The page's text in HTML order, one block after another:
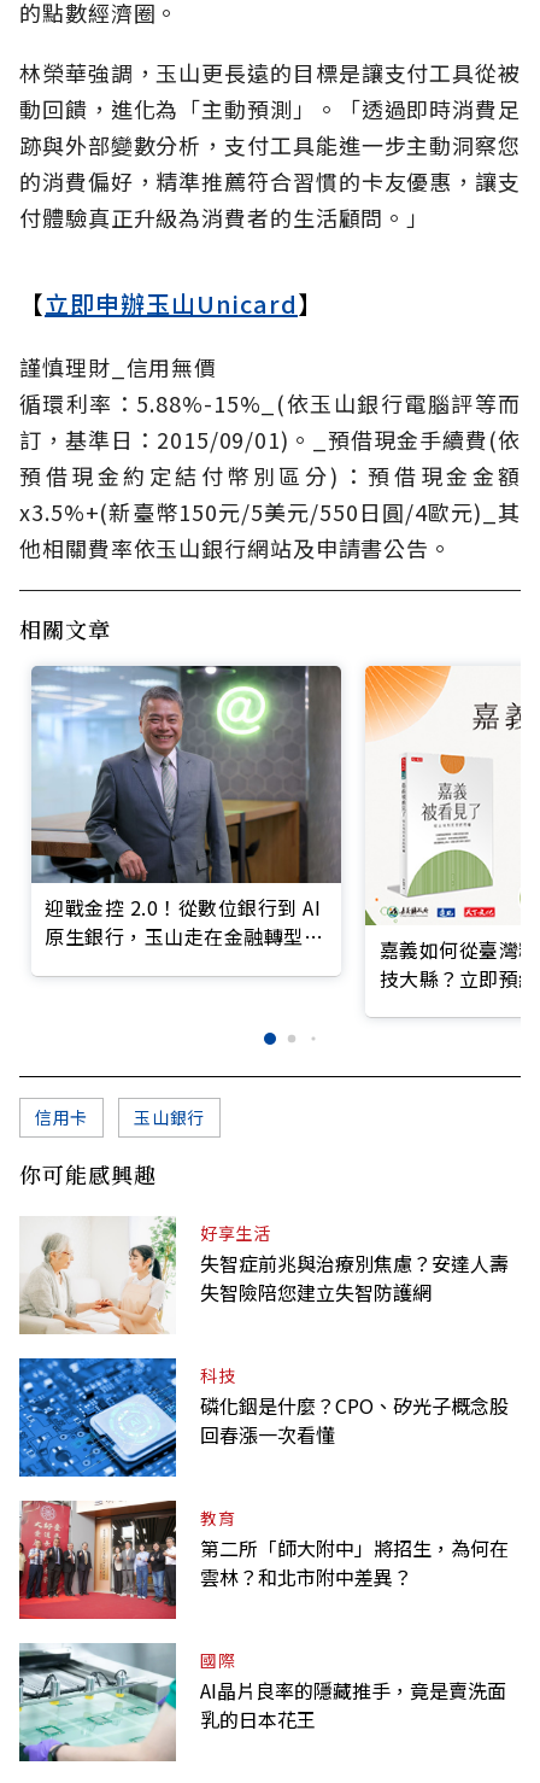
的點數經濟圈。
林榮華強調，玉山更長遠的目標是讓支付工具從被
動回饋，進化為「主動預測」。「透過即時消費足
跡與外部變數分析，支付工具能進一步主動洞察您
的消費偏好，精準推薦符合習慣的卡友優惠，讓支
付體驗真正升級為消費者的生活顧問。」
【立即申辦玉山Unicard】
謹慎理財_信用無價
循環利率：5.88%-15%_(依玉山銀行電腦評等而
訂，基準日：2015/09/01)。_預借現金手續費(依
預借現金約定結付幣別區分)：預借現金金額
x3.5%+(新臺幣150元/5美元/550日圓/4歐元)_其
他相關費率依玉山銀行網站及申請書公告。
相關文章
迎戰金控 2.0！從數位銀行到 AI
原生銀行，玉山走在金融轉型最
嘉義如何從臺灣
技大縣？立即預
信用卡 玉山銀行
你可能感興趣
好享生活
失智症前兆與治療別焦慮？安達人壽
失智險陪您建立失智防護網
科技
磷化銦是什麼？CPO、矽光子概念股
回春漲一次看懂
教育
第二所「師大附中」將招生，為何在
雲林？和北市附中差異？
國際
AI晶片良率的隱藏推手，竟是賣洗面
乳的日本花王